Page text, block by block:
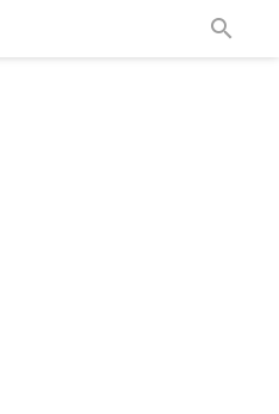
search